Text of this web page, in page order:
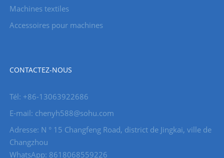
Machines textiles
Accessoires pour machines
CONTACTEZ-NOUS
Tél: +86-13063922686
E-mail: chenyh588@sohu.com
Adresse: N ° 15 Changfeng Road, district de Jingkai, ville de
Changzhou
WhatsApp: 8618068559226